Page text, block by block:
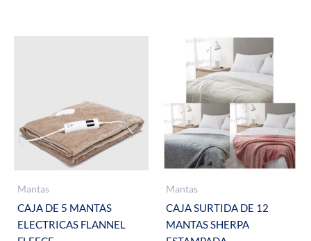
en
la
Mantas
CAJA DE 5 MANTAS
ELECTRICAS FLANNEL
Mantas
CAJA SURTIDA DE 12
MANTAS SHERPA